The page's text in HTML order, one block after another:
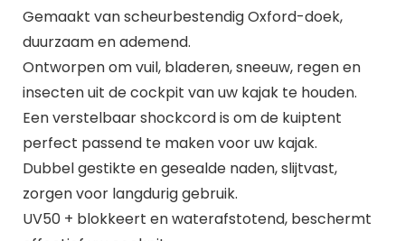
Gemaakt van scheurbestendig Oxford-doek,
duurzaam en ademend.
Ontworpen om vuil, bladeren, sneeuw, regen en
insecten uit de cockpit van uw kajak te houden.
Een verstelbaar shockcord is om de kuiptent
perfect passend te maken voor uw kajak.
Dubbel gestikte en gesealde naden, slijtvast,
zorgen voor langdurig gebruik.
UV50 + blokkeert en waterafstotend, beschermt